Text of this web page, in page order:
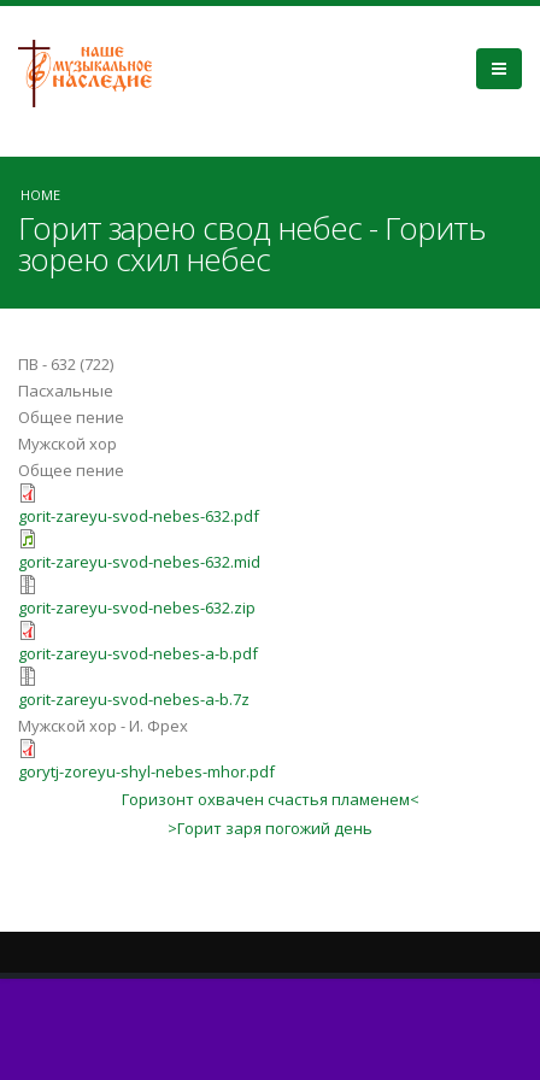
HOME
Горит зарею свод небес - Горить
зорею схил небес
ПВ - 632 (722)
Пасхальные
Общее пение
Мужской хор
Общее пение
gorit-zareyu-svod-nebes-632.pdf
gorit-zareyu-svod-nebes-632.mid
gorit-zareyu-svod-nebes-632.zip
gorit-zareyu-svod-nebes-a-b.pdf
gorit-zareyu-svod-nebes-a-b.7z
Мужской хор - И. Фрех
gorytj-zoreyu-shyl-nebes-mhor.pdf
Горизонт охвачен счастья пламенем<
>Горит заря погожий день